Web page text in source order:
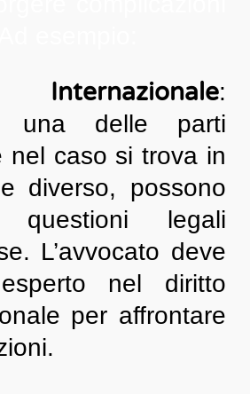
:
una delle parti
nel caso si trova in
diverso, possono
questioni legali
L’avvocato deve
nel diritto
per affrontare